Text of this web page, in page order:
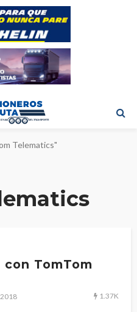
Telematics"
TomTom
1.37K